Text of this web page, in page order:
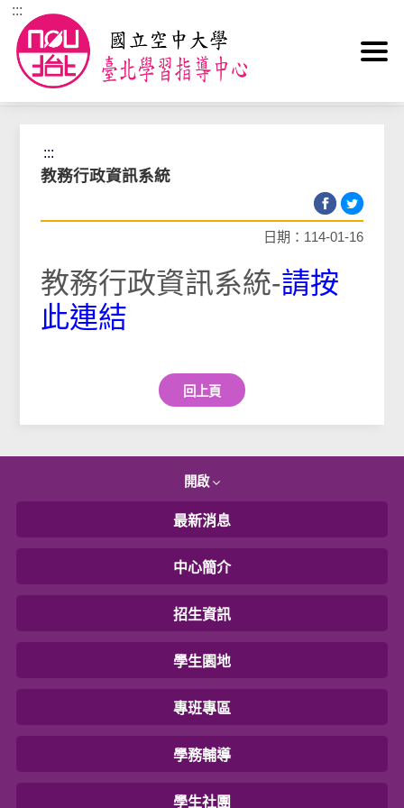
跳到主要內容區塊
:::
首頁>
:::
教務行政資訊系統
日期：114-01-16
教務行政資訊系統-請按
此連結
回上頁
開啟
最新消息
中心簡介
招生資訊
學生園地
專班專區
學務輔導
學生社團